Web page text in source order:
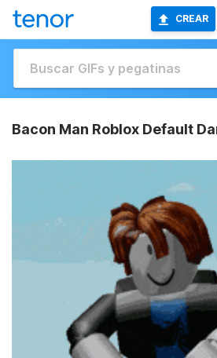
CREAR
Bacon Man Roblox Default